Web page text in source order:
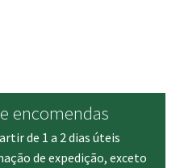
encomendas
de 1 a 2 dias úteis
de expedição, exceto